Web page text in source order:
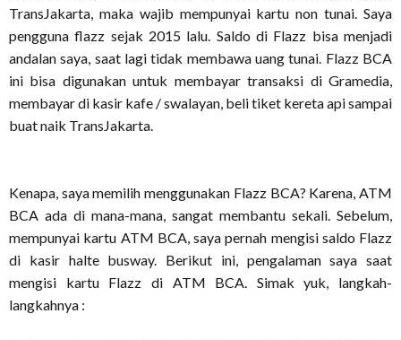
TransJakarta, maka wajib mempunyai kartu non tunai. Saya
pengguna flazz sejak 2015 lalu. Saldo di Flazz bisa menjadi
andalan saya, saat lagi tidak membawa uang tunai. Flazz BCA
ini bisa digunakan untuk membayar transaksi di Gramedia,
membayar di kasir kafe / swalayan, beli tiket kereta api sampai
buat naik TransJakarta.
Kenapa, saya memilih menggunakan Flazz BCA? Karena, ATM
BCA ada di mana-mana, sangat membantu sekali. Sebelum,
mempunyai kartu ATM BCA, saya pernah mengisi saldo Flazz
di kasir halte busway. Berikut ini, pengalaman saya saat
mengisi kartu Flazz di ATM BCA. Simak yuk, langkah-
langkahnya :